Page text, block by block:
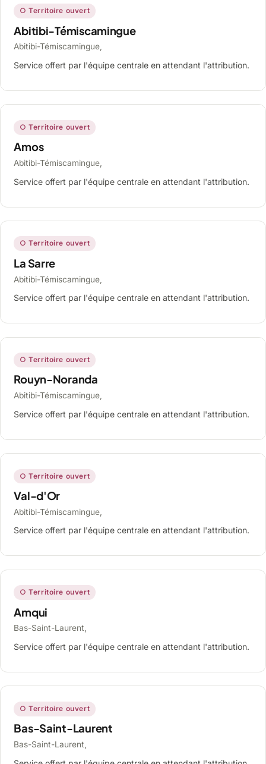
○ Territoire ouvert
Abitibi-Témiscamingue
Abitibi-Témiscamingue,
Service offert par l'équipe centrale en attendant l'attribution.
○ Territoire ouvert
Amos
Abitibi-Témiscamingue,
Service offert par l'équipe centrale en attendant l'attribution.
○ Territoire ouvert
La Sarre
Abitibi-Témiscamingue,
Service offert par l'équipe centrale en attendant l'attribution.
○ Territoire ouvert
Rouyn-Noranda
Abitibi-Témiscamingue,
Service offert par l'équipe centrale en attendant l'attribution.
○ Territoire ouvert
Val-d'Or
Abitibi-Témiscamingue,
Service offert par l'équipe centrale en attendant l'attribution.
○ Territoire ouvert
Amqui
Bas-Saint-Laurent,
Service offert par l'équipe centrale en attendant l'attribution.
○ Territoire ouvert
Bas-Saint-Laurent
Bas-Saint-Laurent,